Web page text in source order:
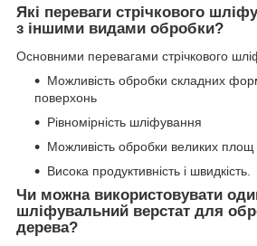
Які переваги стрічкового
з іншими видами обробки?
Основними перевагами стрічкового
Можливість обробки складних
поверхонь
Рівномірність шліфування
Можливість обробки великих площ
Висока продуктивність і швидкість.
Чи можна використовувати
шліфувальний верстат для
дерева?